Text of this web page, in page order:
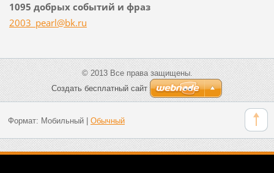
1095 добрых событий и фраз
2003_pearl@bk.ru
© 2013 Все права защищены.
Создать бесплатный сайт
Формат: Мобильный| Обычный